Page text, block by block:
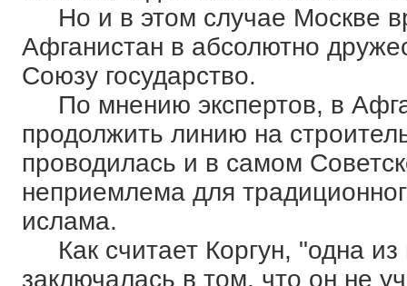
Но и в этом случае Москве
Афганистан в абсолютно
Союзу государство.
По мнению экспертов, в
продолжить линию на
проводилась и в самом
неприемлема для
ислама.
Как считает Коргун, "одна
заключалась в том, что он не